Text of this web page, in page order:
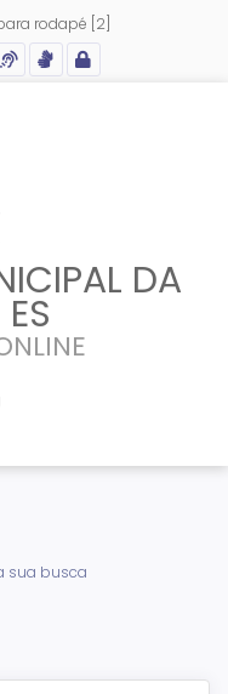
rodapé [2]
do site
contraste no site
sobre acessibilidade do site
Acessar página sobre NVDA - Leitor de Tela
Acessar página sobre VLibras - Tradutor de
Acessar Intranet
DA
sua busca